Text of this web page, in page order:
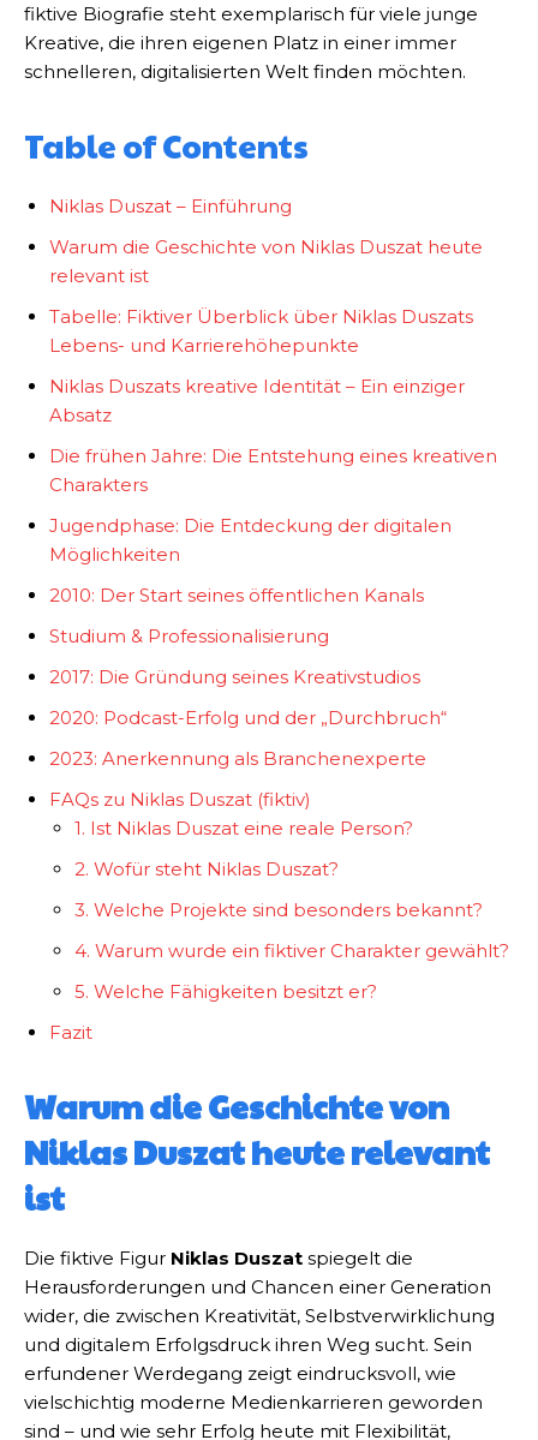
fiktive Biografie steht exemplarisch für viele junge
Kreative, die ihren eigenen Platz in einer immer
schnelleren, digitalisierten Welt finden möchten.
Table of Contents
Niklas Duszat – Einführung
Warum die Geschichte von Niklas Duszat heute
relevant ist
Tabelle: Fiktiver Überblick über Niklas Duszats
Lebens- und Karrierehöhepunkte
Niklas Duszats kreative Identität – Ein einziger
Absatz
Die frühen Jahre: Die Entstehung eines kreativen
Charakters
Jugendphase: Die Entdeckung der digitalen
Möglichkeiten
2010: Der Start seines öffentlichen Kanals
Studium & Professionalisierung
2017: Die Gründung seines Kreativstudios
2020: Podcast-Erfolg und der „Durchbruch“
2023: Anerkennung als Branchenexperte
FAQs zu Niklas Duszat (fiktiv)
1. Ist Niklas Duszat eine reale Person?
2. Wofür steht Niklas Duszat?
3. Welche Projekte sind besonders bekannt?
4. Warum wurde ein fiktiver Charakter gewählt?
5. Welche Fähigkeiten besitzt er?
Fazit
Warum die Geschichte von
Niklas Duszat heute relevant
ist
Die fiktive Figur Niklas Duszat spiegelt die
Herausforderungen und Chancen einer Generation
wider, die zwischen Kreativität, Selbstverwirklichung
und digitalem Erfolgsdruck ihren Weg sucht. Sein
erfundener Werdegang zeigt eindrucksvoll, wie
vielschichtig moderne Medienkarrieren geworden
sind – und wie sehr Erfolg heute mit Flexibilität,